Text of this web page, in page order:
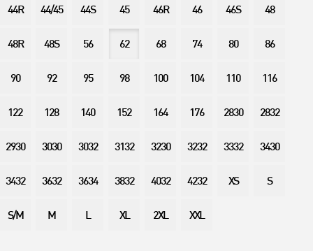
44R 44/45 44S 45 46R 46 46S 48
48R 48S 56 62 68 74 80 86
90 92 95 98 100 104 110 116
122 128 140 152 164 176 2830 2832
2930 3030 3032 3132 3230 3232 3332 3430
3432 3632 3634 3832 4032 4232 XS S
S/M M L XL 2XL XXL